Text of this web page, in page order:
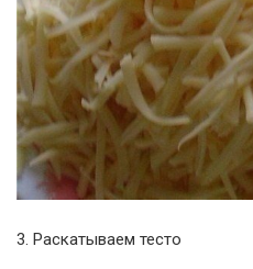
3. Раскатываем тесто